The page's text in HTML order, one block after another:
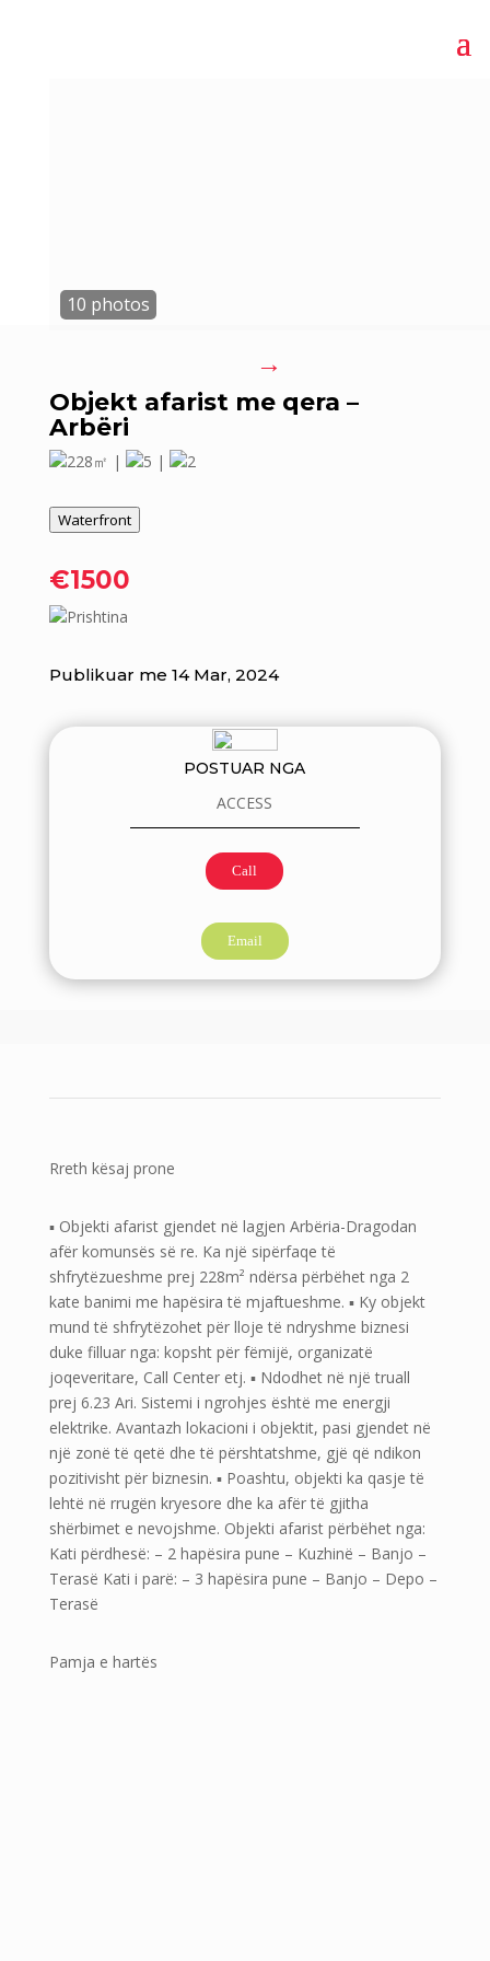
→
Objekt afarist me qera –
Arbëri
228㎡ | 5 | 2
Waterfront
€1500
Prishtina
Publikuar me 14 Mar, 2024
POSTUAR NGA
ACCESS
Call
Email
Rreth kësaj prone
▪ Objekti afarist gjendet në lagjen Arbëria-Dragodan
afër komunsës së re. Ka një sipërfaqe të
shfrytëzueshme prej 228m² ndërsa përbëhet nga 2
kate banimi me hapësira të mjaftueshme. ▪ Ky objekt
mund të shfrytëzohet për lloje të ndryshme biznesi
duke filluar nga: kopsht për fëmijë, organizatë
joqeveritare, Call Center etj. ▪ Ndodhet në një truall
prej 6.23 Ari. Sistemi i ngrohjes është me energji
elektrike. Avantazh lokacioni i objektit, pasi gjendet në
një zonë të qetë dhe të përshtatshme, gjë që ndikon
pozitivisht për biznesin. ▪ Poashtu, objekti ka qasje të
lehtë në rrugën kryesore dhe ka afër të gjitha
shërbimet e nevojshme. Objekti afarist përbëhet nga:
Kati përdhesë: – 2 hapësira pune – Kuzhinë – Banjo –
Terasë Kati i parë: – 3 hapësira pune – Banjo – Depo –
Terasë
Pamja e hartës